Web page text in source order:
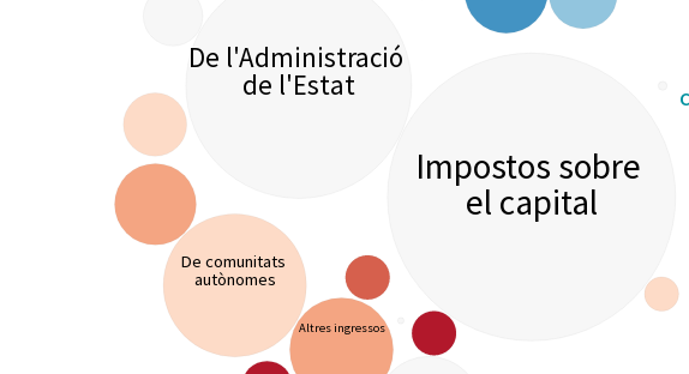
Impostos sobre
el capital
De l'Administració
de l'Estat
De comunitats
autònomes
Altres ingressos